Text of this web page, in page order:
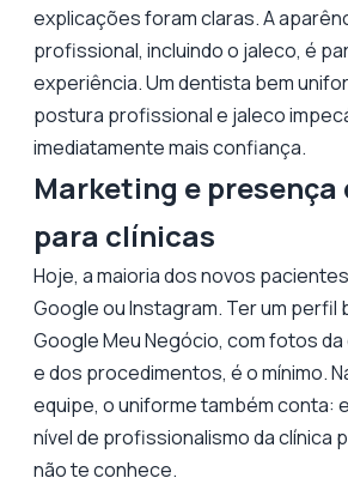
explicações foram claras. A
profissional, incluindo o jaleco, é
experiência. Um dentista bem
postura profissional e jaleco
imediatamente mais confiança.
Marketing e
para clínicas
Hoje, a maioria dos novos
Google ou Instagram. Ter um perfil
Google Meu Negócio, com fotos da
e dos procedimentos, é o mínimo.
equipe, o uniforme também conta:
nível de profissionalismo da clínica
não te conhece.